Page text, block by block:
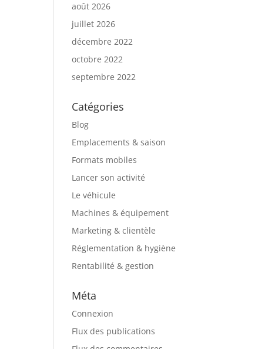
août 2026
juillet 2026
décembre 2022
octobre 2022
septembre 2022
Catégories
Blog
Emplacements & saison
Formats mobiles
Lancer son activité
Le véhicule
Machines & équipement
Marketing & clientèle
Réglementation & hygiène
Rentabilité & gestion
Méta
Connexion
Flux des publications